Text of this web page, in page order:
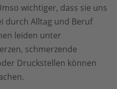
wichtiger, dass sie uns
durch Alltag und Beruf
leiden unter
schmerzende
Druckstellen können